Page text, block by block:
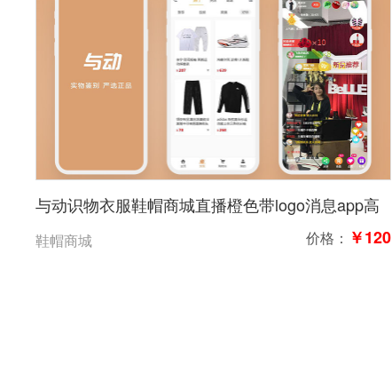
与动识物衣服鞋帽商城直播橙色带logo消息app高
鞋帽商城 价格： ￥120